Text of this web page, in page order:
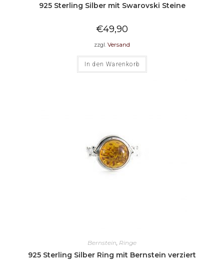
925 Sterling Silber mit Swarovski Steine
€49,90
zzgl. Versand
In den Warenkorb
Bernstein Ringe
925 Sterling Silber Ring mit Bernstein verziert